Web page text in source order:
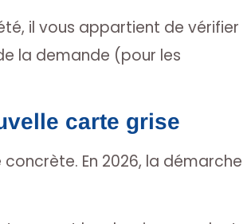
il vous appartient de vérifier
la demande (pour les
carte grise
En 2026, la démarche